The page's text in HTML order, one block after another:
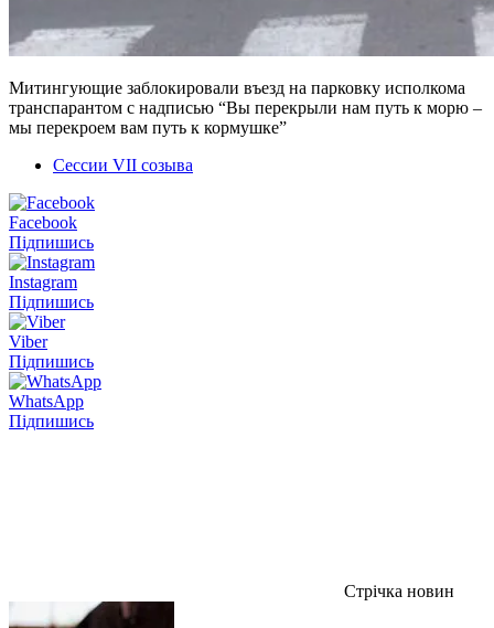
Митингующие заблокировали въезд на парковку исполкома
транспарантом с надписью “Вы перекрыли нам путь к морю –
мы перекроем вам путь к кормушке”
Сессии VII созыва
Facebook
Підпишись
Instagram
Підпишись
Viber
Підпишись
WhatsApp
Підпишись
Стрічка новин